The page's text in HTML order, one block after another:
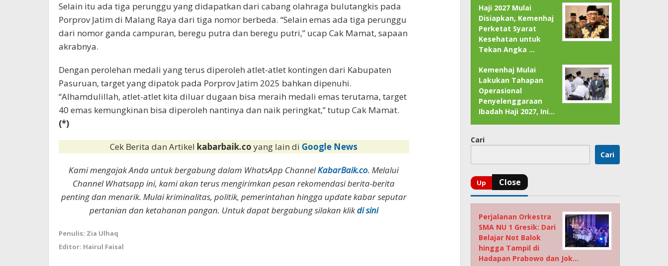
Selain itu ada tiga perunggu yang didapatkan dari cabang olahraga bulutangkis pada
Porprov Jatim di Malang Raya dari tiga nomor berbeda. “Selain emas ada tiga perunggu
dari nomor ganda campuran, beregu putra dan beregu putri,” ucap Cak Mamat, sapaan
akrabnya.
Dengan perolehan medali yang terus diperoleh atlet-atlet kontingen dari Kabupaten
Pasuruan, target yang dipatok pada Porprov Jatim 2025 bahkan dipenuhi.
“Alhamdulillah, atlet-atlet kita diluar dugaan bisa meraih medali emas terutama, target
40 emas kemungkinan bisa diperoleh nantinya dan naik peringkat,” tutup Cak Mamat.
(*)
Cek Berita dan Artikel kabarbaik.coyang lain di Google News
Kami mengajak Anda untuk bergabung dalam WhatsApp ChannelKabarBaik.co. Melalui
Channel Whatsapp ini, kami akan terus mengirimkan pesan rekomendasi berita-berita
penting dan menarik. Mulai kriminalitas, politik, pemerintahan hingga update kabar seputar
pertanian dan ketahanan pangan. Untuk dapat bergabung silakan klikdi sini
Penulis: Zia Ulhaq
Editor: Hairul Faisal
Haji 2027 Mulai
Disiapkan, Kemenhaj
Perketat Syarat
Kesehatan untuk
Tekan Angka …
Kemenhaj Mulai
Lakukan Tahapan
Operasional
Penyelenggaraan
Ibadah Haji 2027, Ini…
Cari
Cari
Perjalanan Orkestra
SMA NU 1 Gresik: Dari
Belajar Not Balok
hingga Tampil di
Hadapan Prabowo dan Jok…